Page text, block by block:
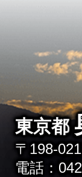
東京都
〒198-
電話：